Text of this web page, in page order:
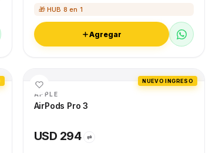
🎁 HUB 8 en 1
Agregar
NUEVO INGRESO
APPLE
AirPods Pro 3
USD 294 ⇄